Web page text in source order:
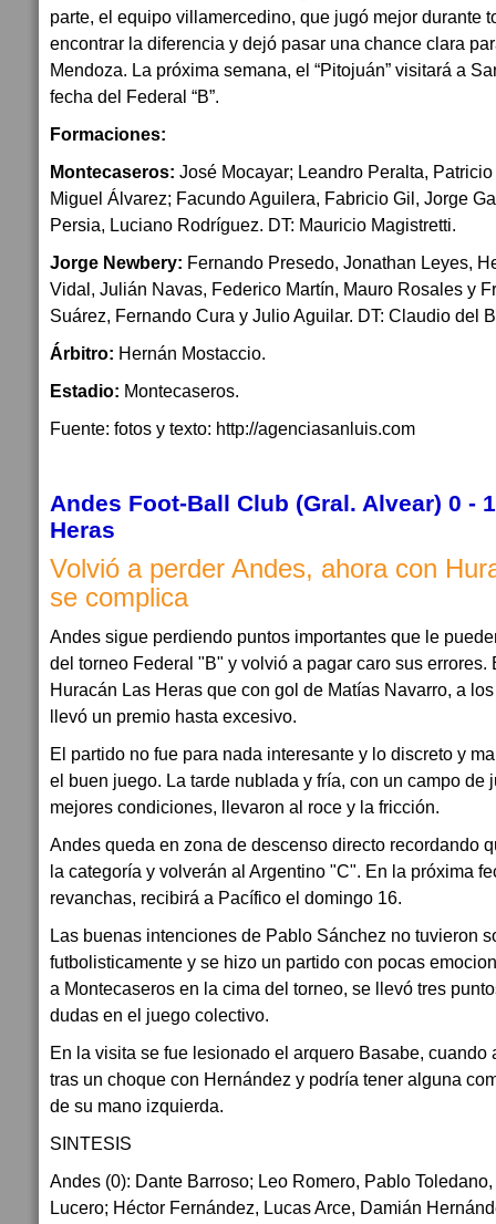
parte, el equipo villamercedino, que jugó mejor durante
encontrar la diferencia y dejó pasar una chance clara
Mendoza. La próxima semana, el “Pitojuán” visitará a
fecha del Federal “B”.
Formaciones:
Montecaseros: José Mocayar; Leandro Peralta,
Miguel Álvarez; Facundo Aguilera, Fabricio Gil, Jorge
Persia, Luciano Rodríguez. DT: Mauricio Magistretti.
Jorge Newbery: Fernando Presedo, Jonathan Leyes,
Vidal, Julián Navas, Federico Martín, Mauro Rosales y
Suárez, Fernando Cura y Julio Aguilar. DT: Claudio del
Árbitro: Hernán Mostaccio.
Estadio: Montecaseros.
Fuente: fotos y texto: http://agenciasanluis.com
Andes Foot-Ball Club (Gral. Alvear) 0 -
Heras
Volvió a perder Andes, ahora con
se complica
Andes sigue perdiendo puntos importantes que le
del torneo Federal "B" y volvió a pagar caro sus errores.
Huracán Las Heras que con gol de Matías Navarro, a
llevó un premio hasta excesivo.
El partido no fue para nada interesante y lo discreto y
el buen juego. La tarde nublada y fría, con un campo de
mejores condiciones, llevaron al roce y la fricción.
Andes queda en zona de descenso directo recordando
la categoría y volverán al Argentino "C". En la próxima
revanchas, recibirá a Pacífico el domingo 16.
Las buenas intenciones de Pablo Sánchez no tuvieron
futbolisticamente y se hizo un partido con pocas
a Montecaseros en la cima del torneo, se llevó tres
dudas en el juego colectivo.
En la visita se fue lesionado el arquero Basabe, cuando
tras un choque con Hernández y podría tener alguna
de su mano izquierda.
SINTESIS
Andes (0): Dante Barroso; Leo Romero, Pablo
Lucero; Héctor Fernández, Lucas Arce, Damián